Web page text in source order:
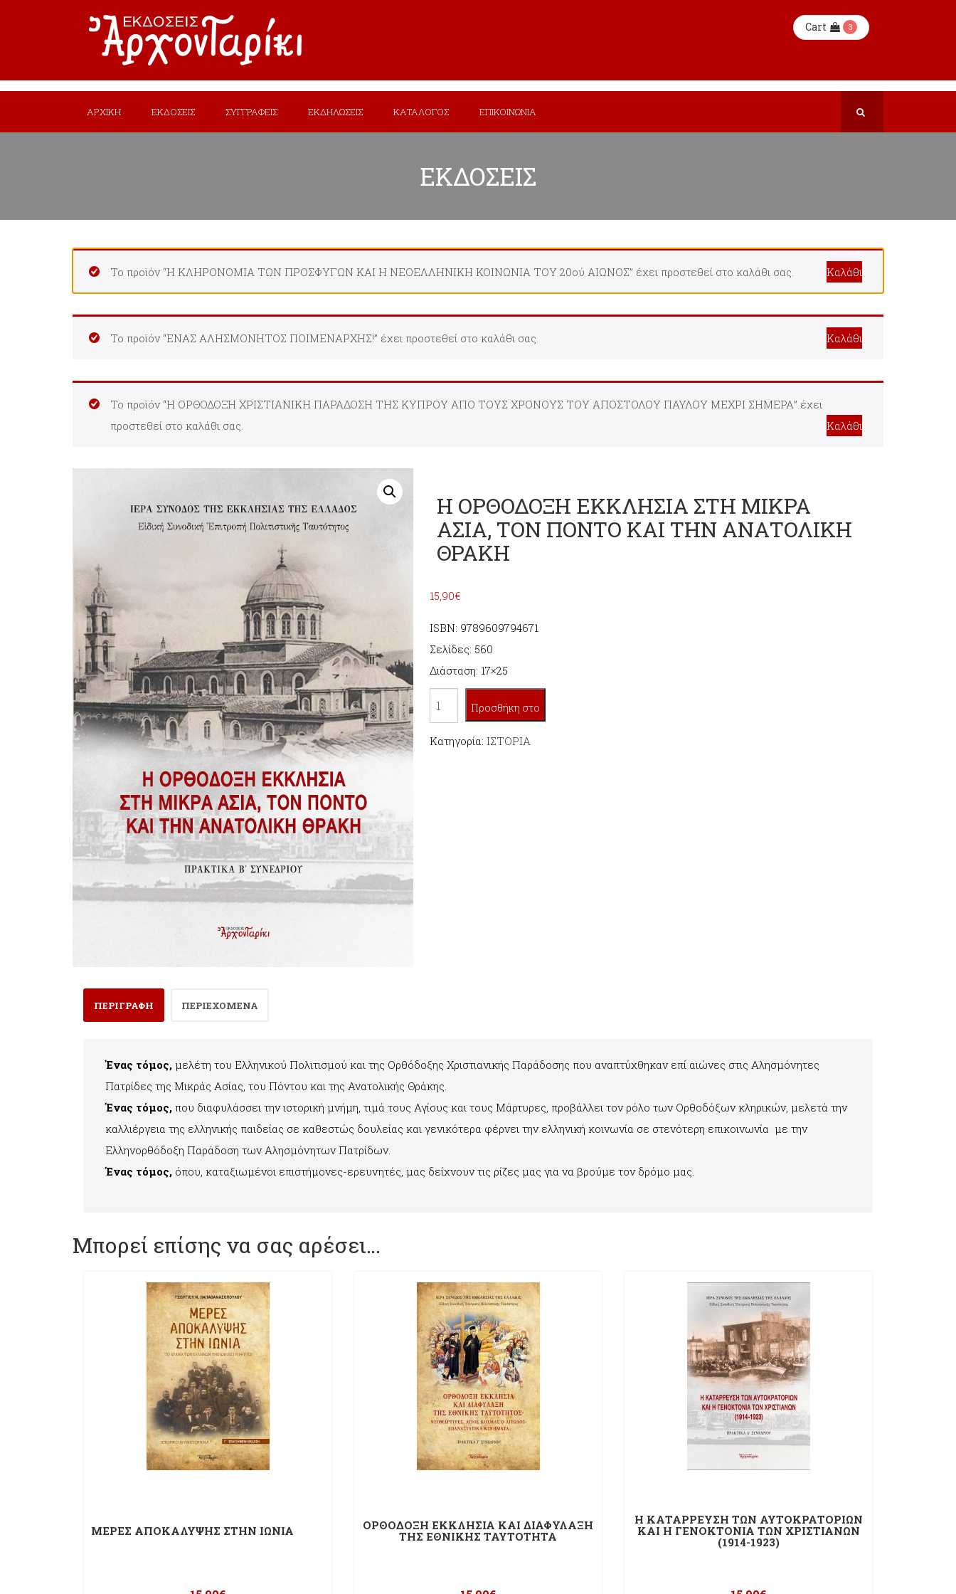
Cart 3
ΑΡΧΙΚΗ ΕΚΔΟΣΕΙΣ ΣΥΓΓΡΑΦΕΙΣ ΕΚΔΗΛΩΣΕΙΣ ΚΑΤΑΛΟΓΟΣ ΕΠΙΚΟΙΝΩΝΙΑ
ΕΚΔΟΣΕΙΣ
Το προϊόν “Η ΚΛΗΡΟΝΟΜΙΑ ΤΩΝ ΠΡΟΣΦΥΓΩΝ ΚΑΙ Η ΝΕΟΕΛΛΗΝΙΚΗ ΚΟΙΝΩΝΙΑ ΤΟΥ 20ού ΑΙΩΝΟΣ” έχει προστεθεί στο καλάθι σας. Καλάθι
Το προϊόν “ΕΝΑΣ ΑΛΗΣΜΟΝΗΤΟΣ ΠΟΙΜΕΝΑΡΧΗΣ!” έχει προστεθεί στο καλάθι σας. Καλάθι
Το προϊόν “Η ΟΡΘΟΔΟΞΗ ΧΡΙΣΤΙΑΝΙΚΗ ΠΑΡΑΔΟΣΗ ΤΗΣ ΚΥΠΡΟΥ ΑΠΟ ΤΟΥΣ ΧΡΟΝΟΥΣ ΤΟΥ ΑΠΟΣΤΟΛΟΥ ΠΑΥΛΟΥ ΜΕΧΡΙ ΣΗΜΕΡΑ” έχει
προστεθεί στο καλάθι σας.
Καλάθι
Η ΟΡΘΟΔΟΞΗ ΕΚΚΛΗΣΙΑ ΣΤΗ ΜΙΚΡΑ
ΑΣΙΑ, ΤΟΝ ΠΟΝΤΟ ΚΑΙ ΤΗΝ ΑΝΑΤΟΛΙΚΗ
ΘΡΑΚΗ
15,90€
ISBN: 9789609794671
Σελίδες: 560
Διάσταση: 17×25
Η
ΟΡΘΟΔΟΞΗ
ΕΚΚΛΗΣΙΑ
Προσθήκη στο
καλάθι
Κατηγορία: ΙΣΤΟΡΙΑ
ΠΕΡΙΓΡΑΦΗ ΠΕΡΙΕΧΟΜΕΝΑ
Ένας τόμος, μελέτη του Ελληνικού Πολιτισμού και της Ορθόδοξης Χριστιανικής Παράδοσης που αναπτύχθηκαν επί αιώνες στις Αλησμόνητες
Πατρίδες της Μικράς Ασίας, του Πόντου και της Ανατολικής Θράκης.
Ένας τόμος, που διαφυλάσσει την ιστορική μνήμη, τιμά τους Αγίους και τους Μάρτυρες, προβάλλει τον ρόλο των Ορθοδόξων κληρικών, μελετά την
καλλιέργεια της ελληνικής παιδείας σε καθεστώς δουλείας και γενικότερα φέρνει την ελληνική κοινωνία σε στενότερη επικοινωνία με την
Ελληνορθόδοξη Παράδοση των Αλησμόνητων Πατρίδων.
Ένας τόμος, όπου, καταξιωμένοι επιστήμονες-ερευνητές, μας δείχνουν τις ρίζες μας για να βρούμε τον δρόμο μας.
Μπορεί επίσης να σας αρέσει…
ΜΕΡΕΣ ΑΠΟΚΑΛΥΨΗΣ ΣΤΗΝ ΙΩΝΙΑ
ΟΡΘΟΔΟΞΗ ΕΚΚΛΗΣΙΑ ΚΑΙ ΔΙΑΦΥΛΑΞΗ
ΤΗΣ ΕΘΝΙΚΗΣ ΤΑΥΤΟΤΗΤΑ
Η ΚΑΤΑΡΡΕΥΣΗ ΤΩΝ ΑΥΤΟΚΡΑΤΟΡΙΩΝ
ΚΑΙ Η ΓΕΝΟΚΤΟΝΙΑ ΤΩΝ ΧΡΙΣΤΙΑΝΩΝ
(1914-1923)